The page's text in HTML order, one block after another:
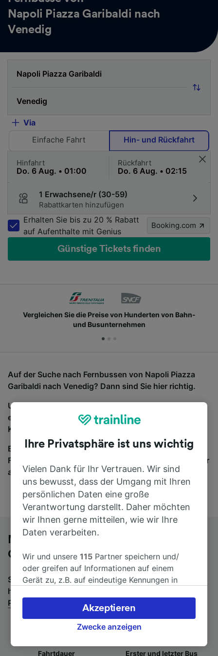
Napoli Piazza Garibaldi nach
Venedig
Via
Einfache Fahrt
Hin- und Rückfahrt
Hinfahrt Rückfahrt
1 Erwachsene/r (30-59)
Rabattkarten hinzufügen
Erhalten Sie bis zu 20 % Rabatt
auf Aufenthalte mit Genius
Booking.com
Günstige Tickets finden
Vergleichen Sie die Preise von Hunderten von Bahn-
und Busunternehmen
Auf der Suche nach Fernbussen von Napoli Piazza
Garibaldi nach Venedig? Dann sind Sie hier richtig.
Um Bustickets zu finden, starten Sie einfach oben
eine Suche und wir vergleichen Fahrtzeiten und
Kosten für Bahn- und Busreisen miteinander.
Egal, wohin die Reise geht – starten Sie mit uns.
Finden Sie hier Fahrkarten für Verbindungen von mehr
als 170 Bahn- und Busunternehmen.
Mit dem Fernbus von Napoli Piazza
Garibaldi nach Venedig
Suchen Sie nach einem Rückfahrtticket? Dann bitte
hier entlang:
Piazza Garibaldi
Fahrtdauer Erster und letzter Bus
Ihre Privatsphäre ist uns wichtig
Vielen Dank für Ihr Vertrauen. Wir sind
uns bewusst, dass der Umgang mit Ihren
persönlichen Daten eine große
Verantwortung darstellt. Daher möchten
wir Ihnen gerne mitteilen, wie wir Ihre
Daten verarbeiten.
Wir und unsere115 Partner speichern und/
oder greifen auf Informationen auf einem
Gerät zu, z.B. auf eindeutige Kennungen in
verarbeiten. Sie können Ihre Präferenzen
akzeptieren oder verwalten, einschließlich
Ihres Widerspruchsrechts bei berechtigtem
besuchen Sie jederzeit die Seite der
Zwecke anzeigen
Akzeptieren